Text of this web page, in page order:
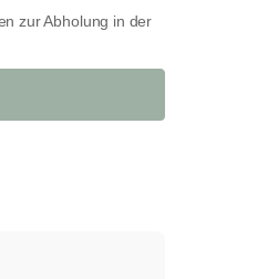
zur Abholung in der